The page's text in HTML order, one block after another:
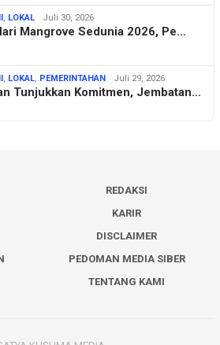
, LOKAL Juli 30, 2026
Mangrove Sedunia 2026, Pe…
, LOKAL, PEMERINTAHAN Juli 29, 2026
Tunjukkan Komitmen, Jembatan…
REDAKSI
KARIR
DISCLAIMER
PEDOMAN MEDIA SIBER
TENTANG KAMI